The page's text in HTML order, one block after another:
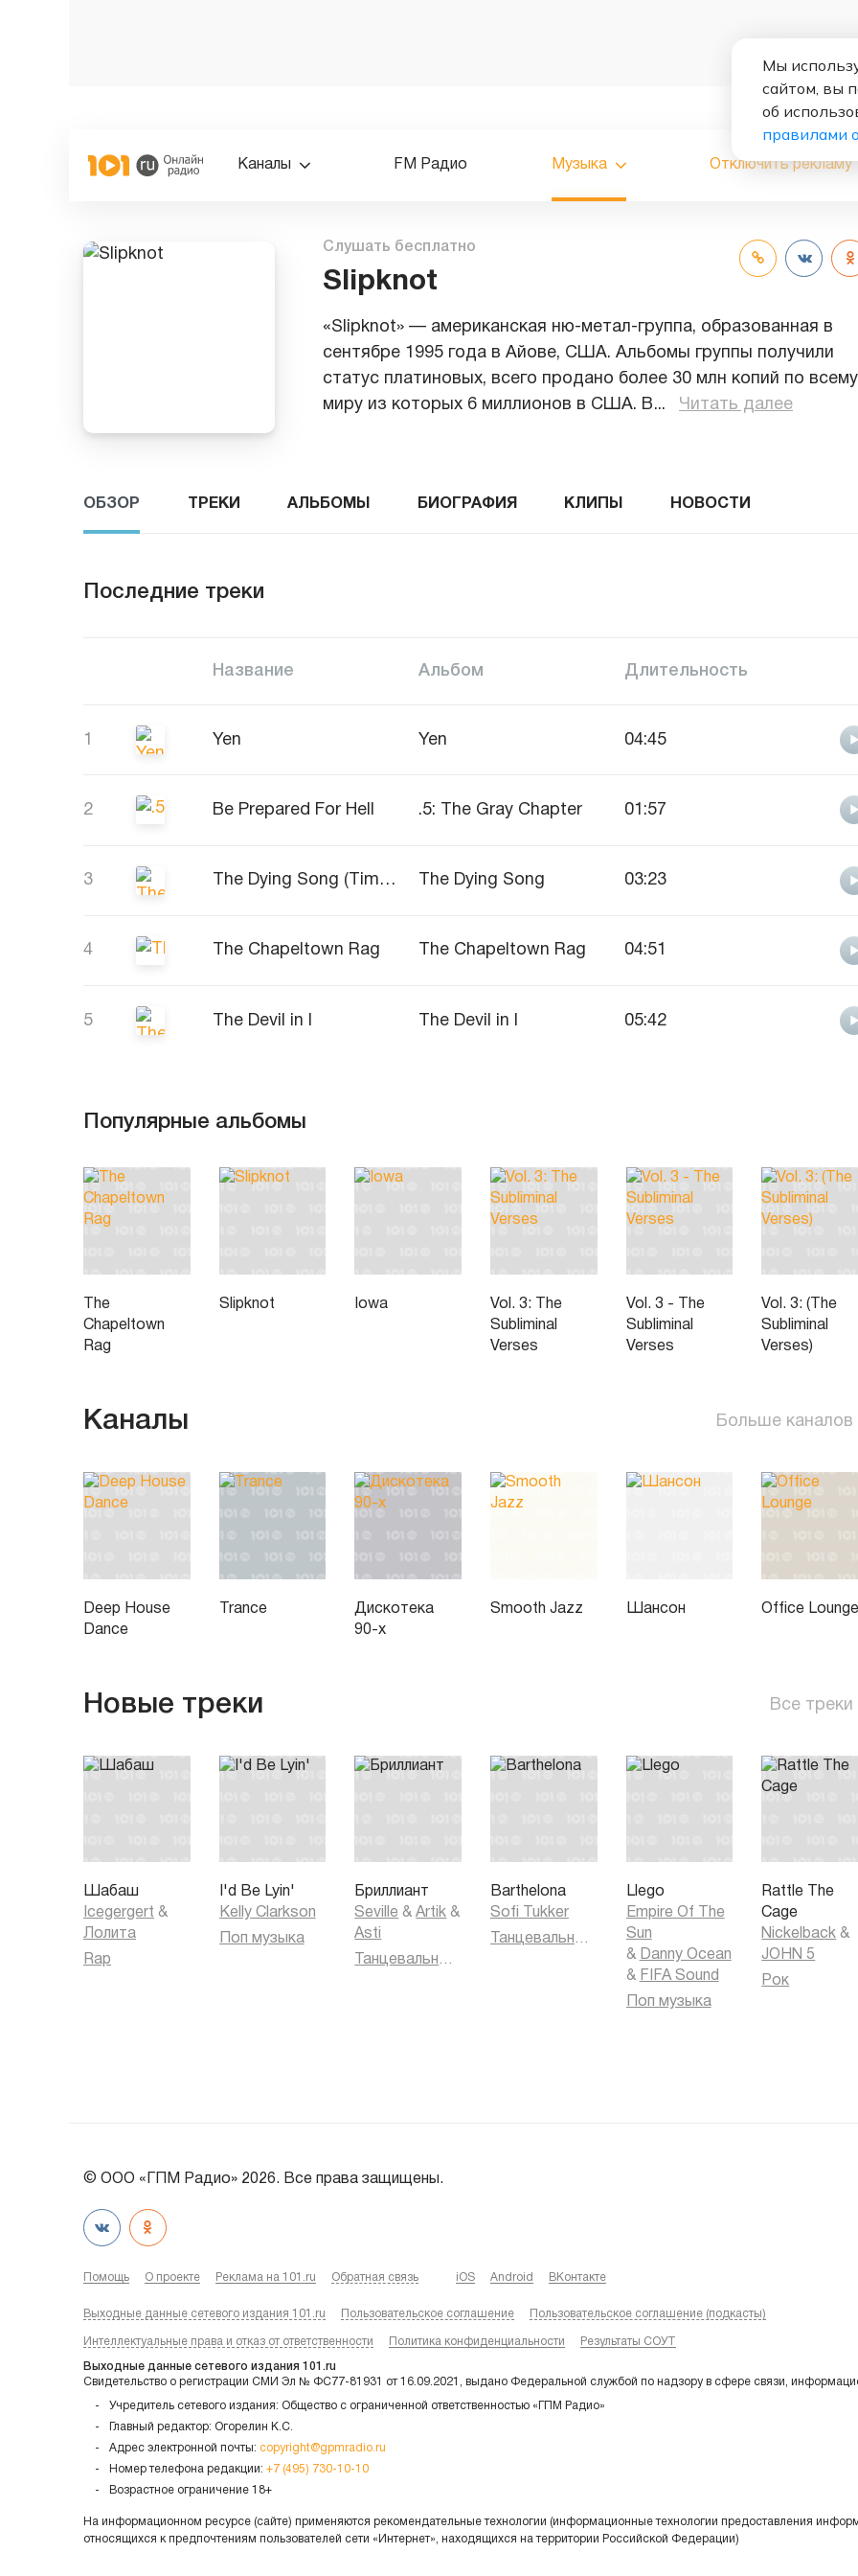
Каналы FM Радио Музыка Отключить рекламу
Слушать бесплатно
Slipknot
«Slipknot» — американская ню-метал-группа, образованная в
сентябре 1995 года в Айове, США. Альбомы группы получили
статус платиновых, всего продано более 30 млн копий по всему
миру из которых 6 миллионов в США. В... Читать далее
ОБЗОР ТРЕКИ АЛЬБОМЫ БИОГРАФИЯ КЛИПЫ НОВОСТИ
Последние треки
Название Альбом Длительность
1 Yen Yen 04:45
2 Be Prepared For Hell .5: The Gray Chapter 01:57
3 The Dying Song (Time To Sing) The Dying Song 03:23
4 The Chapeltown Rag The Chapeltown Rag 04:51
5 The Devil in I The Devil in I 05:42
Популярные альбомы
The
Chapeltown
Rag
Slipknot Iowa
Vol. 3: The
Subliminal
Verses
Vol. 3 - The
Subliminal
Verses
Vol. 3: (The
Subliminal
Verses)
Каналы Больше каналов
Deep House
Dance
Trance
Дискотека
90-х
Smooth Jazz Шансон Office
Новые треки Все треки
Шабаш
Icegergert &
Лолита
Rap
I'd Be Lyin'
Kelly Clarkson
Поп музыка
Бриллиант
Seville &Artik &
Asti
Barthelona
Sofi Tukker
Llego
Empire Of The
Sun
& Danny Ocean
& FIFA Sound
Поп музыка
Rattle The
Cage
Nickelback &
JOHN 5
Рок
© ООО «ГПМ Радио» 2026. Все права защищены.
Помощь О проекте Реклама на 101.ru Обратная связь iOS Android ВКонтакте
Выходные данные сетевого издания 101.ru Пользовательское соглашение Пользовательское соглашение (подкасты)
Интеллектуальные права и отказ от ответственности Политика конфиденциальности Результаты СОУТ
Выходные данные сетевого издания 101.ru
Свидетельство о регистрации СМИ Эл № ФС77-81931 от 16.09.2021, выдано Федеральной службой по надзору в сфере связи,
Учредитель сетевого издания: Общество с ограниченной ответственностью «ГПМ Радио»
Главный редактор: Огорелин К.С.
Адрес электронной почты: copyright@gpmradio.ru
Номер телефона редакции: +7 (495) 730-10-10
Возрастное ограничение 18+
На информационном ресурсе (сайте) применяются рекомендательные технологии (информационные технологии предоставления
относящихся к предпочтениям пользователей сети «Интернет», находящихся на территории Российской Федерации)
Мы
сайтом, вы
об
правилами